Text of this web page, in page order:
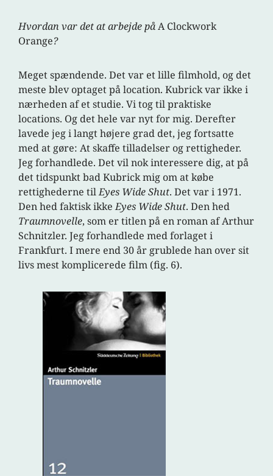
Hvordan var det at arbejde påA Clockwork
Orange?
Meget spændende. Det var et lille filmhold, og det
meste blev optaget på location. Kubrick var ikke i
nærheden af et studie. Vi tog til praktiske
locations. Og det hele var nyt for mig. Derefter
lavede jeg i langt højere grad det, jeg fortsatte
med at gøre: At skaffe tilladelser og rettigheder.
Jeg forhandlede. Det vil nok interessere dig, at på
det tidspunkt bad Kubrick mig om at købe
rettighederne tilEyes Wide Shut. Det var i 1971.
Den hed faktisk ikkeEyes Wide Shut. Den hed
Traumnovelle, som er titlen på en roman af Arthur
Schnitzler. Jeg forhandlede med forlaget i
Frankfurt. I mere end 30 år grublede han over sit
livs mest komplicerede film (fig. 6).